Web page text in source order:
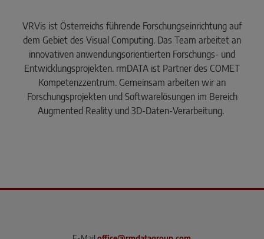
VRVis ist Österreichs führende Forschungseinrichtung auf
dem Gebiet des Visual Computing. Das Team arbeitet an
innovativen anwendungsorientierten Forschungs- und
Entwicklungsprojekten. rmDATA ist Partner des COMET
Kompetenzzentrum. Gemeinsam arbeiten wir an
Forschungsprojekten und Softwarelösungen im Bereich
Augmented Reality und 3D-Daten-Verarbeitung.